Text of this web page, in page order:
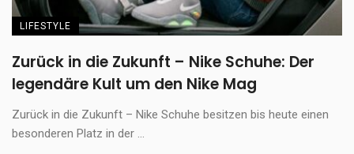
LIFESTYLE
Zurück in die Zukunft – Nike Schuhe: Der
legendäre Kult um den Nike Mag
Zurück in die Zukunft – Nike Schuhe besitzen bis heute einen
besonderen Platz in der ...